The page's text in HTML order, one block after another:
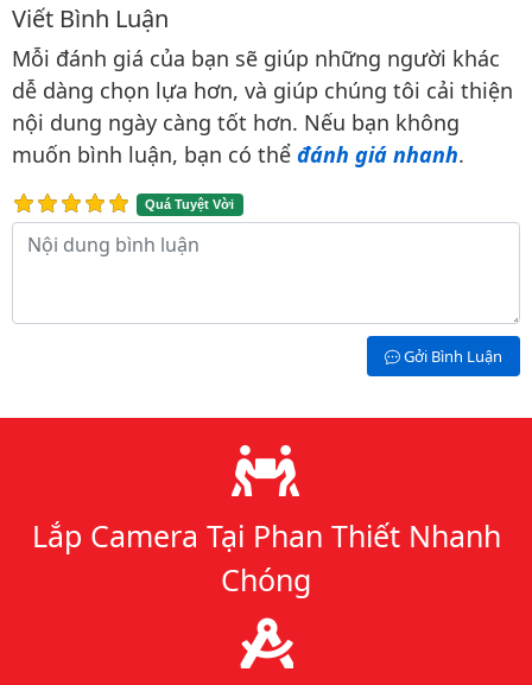
Bình luận & Đánh giá
Viết Bình Luận
Mỗi đánh giá của bạn sẽ giúp những người khác
dễ dàng chọn lựa hơn, và giúp chúng tôi cải thiện
nội dung ngày càng tốt hơn. Nếu bạn không
muốn bình luận, bạn có thể đánh giá nhanh.
Quá Tuyệt Vời
Nội dung bình luận
Gởi Bình Luận
Lý do chọn chúng tôi
Lắp Camera Tại Phan Thiết Nhanh
Chóng